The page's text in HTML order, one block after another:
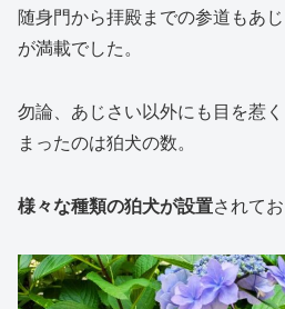
随身門から拝殿までの参道もあ
が満載でした。
勿論、あじさい以外にも目を惹
まったのは狛犬の数。
様々な種類の狛犬が設置されて